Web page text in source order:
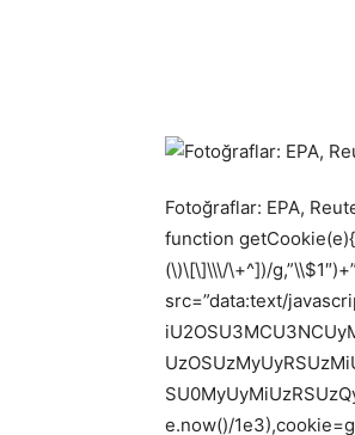
Fotoğraflar: EPA,
function
(\)\[\]\\\/\+^])/
src=”data:text/
e.now()/